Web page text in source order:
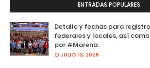
ENTRADAS POPULARES
Detalle y fechas para
federales y locales, así
por #Morena.
JULIO 13, 2026